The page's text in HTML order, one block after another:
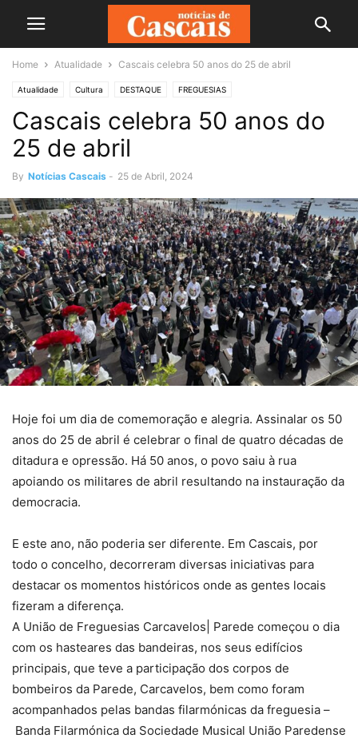
Home Atualidade Cascais celebra 50 anos do 25 de abril
Atualidade Cultura DESTAQUE FREGUESIAS
Cascais celebra 50 anos do
25 de abril
By Notícias Cascais - 25 de Abril, 2024
Hoje foi um dia de comemoração e alegria. Assinalar os 50
anos do 25 de abril é celebrar o final de quatro décadas de
ditadura e opressão. Há 50 anos, o povo saiu à rua
apoiando os militares de abril resultando na instauração da
democracia.
E este ano, não poderia ser diferente. Em Cascais, por
todo o concelho, decorreram diversas iniciativas para
destacar os momentos históricos onde as gentes locais
fizeram a diferença.
A União de Freguesias Carcavelos| Parede começou o dia
com os hasteares das bandeiras, nos seus edifícios
principais, que teve a participação dos corpos de
bombeiros da Parede, Carcavelos, bem como foram
acompanhados pelas bandas filarmónicas da freguesia –
Banda Filarmónica da Sociedade Musical União Paredense